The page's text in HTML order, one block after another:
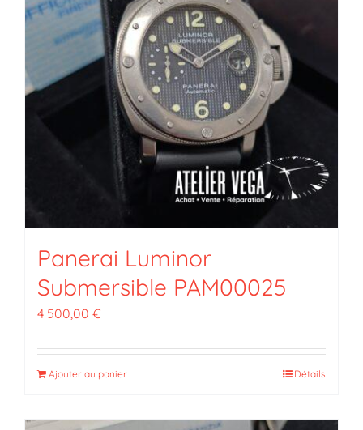
Panerai Luminor
Submersible PAM00025
4 500,00 €
Ajouter au panier Détails